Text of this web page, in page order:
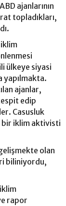
ajanlarının
topladıkları,
ülkeye siyasi
yapılmakta.
ajanlar,
edip
Casusluk
bir iklim aktivisti
olan
biliniyordu,
rapor